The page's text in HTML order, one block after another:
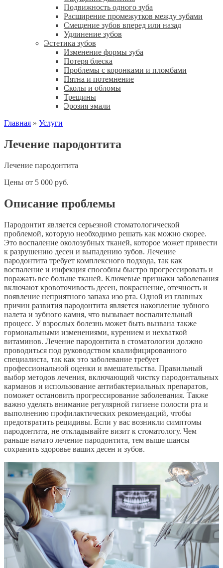
Подвижность одного зуба
Расширение промежутков между зубами
Смещение зубов вперед или назад
Удлинение зубов
Эстетика зубов
Изменение формы зуба
Потеря блеска
Проблемы с коронками и пломбами
Пятна и потемнение
Сколы и обломы
Трещины
Эрозия эмали
Главная » Услуги
Лечение пародонтита
Лечение пародонтита
Цены от 5 000 руб.
Описание проблемы
Пародонтит является серьезной стоматологической
проблемой, которую необходимо решать как можно скорее.
Это воспаление околозубных тканей, которое может привести
к разрушению десен и выпадению зубов. Лечение
пародонтита требует комплексного подхода, так как
воспаление и инфекция способны быстро прогрессировать и
поражать все больше тканей. Ключевые признаки заболевания
включают кровоточивость десен, покраснение, отечность и
появление неприятного запаха изо рта. Одной из главных
причин развития пародонтита является накопление зубного
налета и зубного камня, что вызывает воспалительный
процесс. У взрослых болезнь может быть вызвана также
гормональными изменениями, курением и нехваткой
витаминов. Лечение пародонтита в стоматологии должно
проводиться под руководством квалифицированного
специалиста, так как это заболевание требует
профессиональной оценки и вмешательства. Правильный
выбор методов лечения, включающий чистку пародонтальных
карманов и использование антибактериальных препаратов,
поможет остановить прогрессирование заболевания. Также
важно уделять внимание регулярной гигиене полости рта и
выполнению профилактических рекомендаций, чтобы
предотвратить рецидивы. Если у вас возникли симптомы
пародонтита, не откладывайте визит к стоматологу. Чем
раньше начато лечение пародонтита, тем выше шансы
сохранить здоровье ваших десен и зубов.